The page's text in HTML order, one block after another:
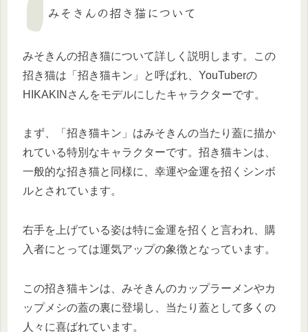
みそきんの招き猫について
みそきんの招き猫について詳しく説明します。この
招き猫は「招き猫キン」と呼ばれ、YouTuberの
HIKAKINさんをモデルにしたキャラクターです。
まず、「招き猫キン」はみそきんの当たり蓋に描か
れている特別なキャラクターです。招き猫キンは、
一般的な招き猫と同様に、幸運や金運を招くシンボ
ルとされています。
右手を上げている姿は特に金運を招くと言われ、購
入者にとっては運気アップの象徴となっています。
この招き猫キンは、みそきんのカップラーメンやカ
ップメシの蓋の裏に登場し、当たり蓋として多くの
人々に喜ばれています。